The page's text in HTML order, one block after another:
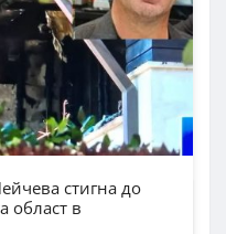
стигна до
област в